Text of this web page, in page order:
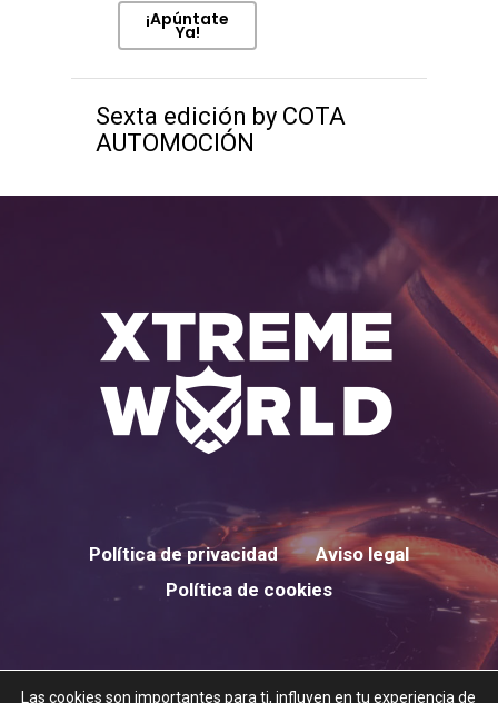
¡Apúntate
Ya!
Sexta edición by COTA
AUTOMOCIÓN
Política de privacidad
Aviso legal
Política de cookies
Las cookies son importantes para ti, influyen en tu experiencia de